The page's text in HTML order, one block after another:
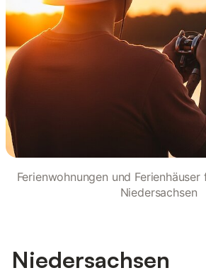
Ferienwohnungen und
Niedersachsen
Niedersachsen